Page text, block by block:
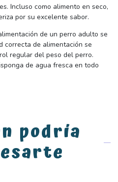
Incluso como alimento en seco,
por su excelente sabor.
de un perro adulto se
correcta de alimentación se
regular del peso del perro.
de agua fresca en todo
podría